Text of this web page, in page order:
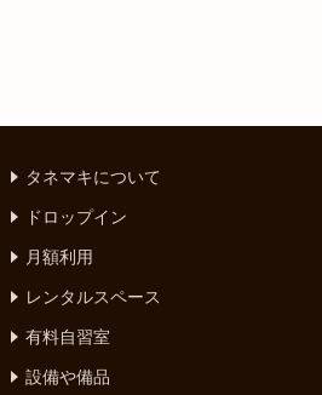
タネマキについて
ドロップイン
月額利用
レンタルスペース
有料自習室
設備や備品